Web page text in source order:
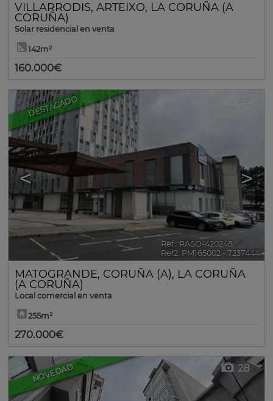
VILLARRODIS, ARTEIXO, LA CORUÑA (A
CORUÑA)
Solar residencial en venta
142m²
160.000€
DESTACADO
< >
15
Ref.. RASO-420248 🔗
Ref2. PM165002 - 7237444
MATOGRANDE, CORUÑA (A), LA CORUÑA
(A CORUÑA)
Local comercial en venta
255m²
270.000€
NOVEDAD 28